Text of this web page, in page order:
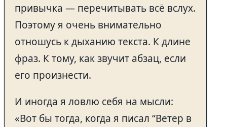
привычка — перечитывать всё вслух.
Поэтому я очень внимательно
отношусь к дыханию текста. К длине
фраз. К тому, как звучит абзац, если
его произнести.
И иногда я ловлю себя на мысли:
«Вот бы тогда, когда я писал “Ветер в